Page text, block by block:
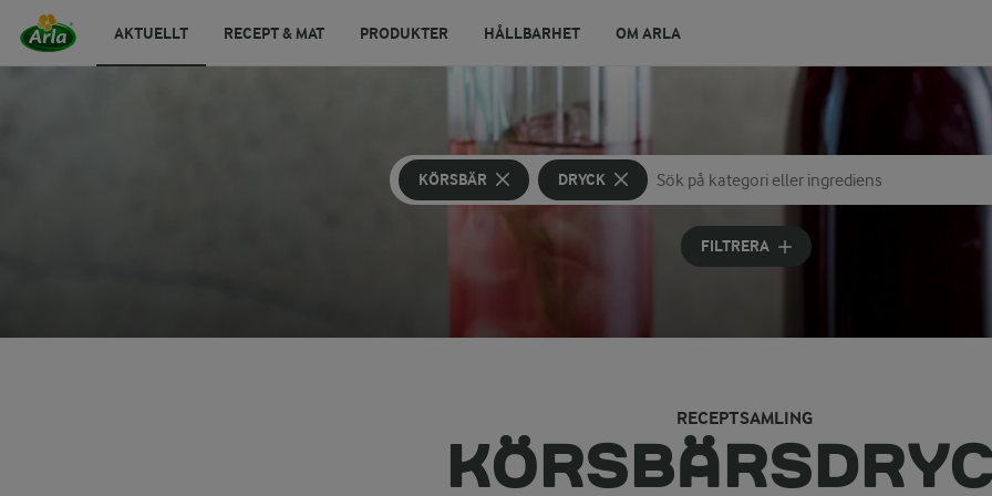
AKTUELLT RECEPT & MAT PRODUKTER HÅLLBARHET OM ARLA
KÖRSBÄR DRYCK
Sök på kategori eller ingrediens
Skriv in sökord för att få förslag
FILTRERA
RECEPTSAMLING